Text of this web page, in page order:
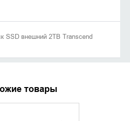
SSD внешний 2TB Transcend
товары